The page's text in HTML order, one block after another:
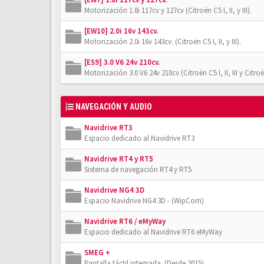
Motorización 1.8i 117cv y 127cv (Citroën C5 I, II, y III).
[EW10] 2.0i 16v 143cv.
Motorización 2.0i 16v 143cv. (Citroën C5 I, II, y III).
[ES9] 3.0 V6 24v 210cv.
Motorización 3.0 V6 24v 210cv (Citroën C5 I, II, III y
NAVEGACIÓN Y AUDIO
Navidrive RT3
Espacio dedicado al Navidrive RT3
Navidrive RT4 y RT5
Sistema de navegación RT4 y RT5
Navidrive NG4 3D
Espacio Navidrive NG4 3D - (WipCom)
Navidrive RT6 / eMyWay
Espacio dedicado al Navidrive RT6 eMyWay
SMEG +